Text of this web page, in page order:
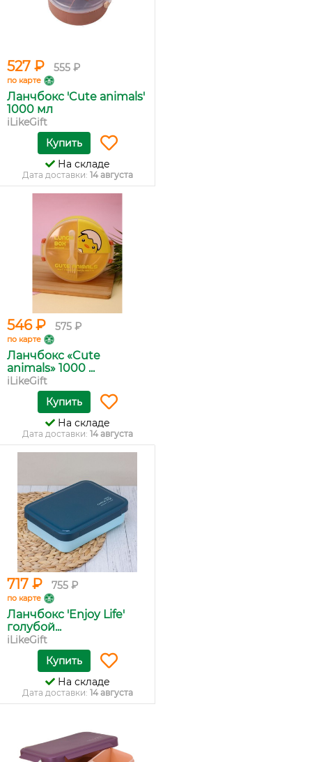
527 ₽ 555 ₽
по карте
Ланчбокс 'Cute animals'
1000 мл
iLikeGift
Купить
На складе
Дата доставки: 14 августа
546 ₽ 575 ₽
по карте
Ланчбокс «Cute
animals» 1000 ...
iLikeGift
Купить
На складе
Дата доставки: 14 августа
717 ₽ 755 ₽
по карте
Ланчбокс 'Enjoy Life'
голубой...
iLikeGift
Купить
На складе
Дата доставки: 14 августа